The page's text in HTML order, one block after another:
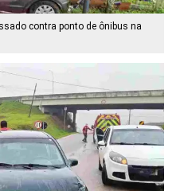
contra ponto de ônibus na